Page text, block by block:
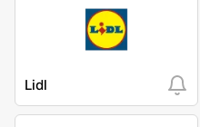
Lidl